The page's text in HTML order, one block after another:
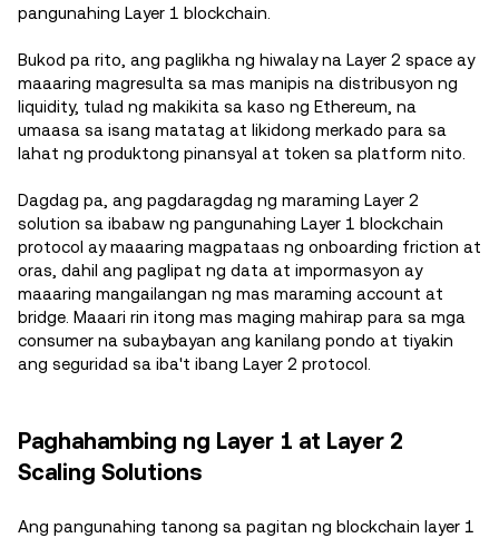
pangunahing Layer 1 blockchain.
Bukod pa rito, ang paglikha ng hiwalay na Layer 2 space ay
maaaring magresulta sa mas manipis na distribusyon ng
liquidity, tulad ng makikita sa kaso ng Ethereum, na
umaasa sa isang matatag at likidong merkado para sa
lahat ng produktong pinansyal at token sa platform nito.
Dagdag pa, ang pagdaragdag ng maraming Layer 2
solution sa ibabaw ng pangunahing Layer 1 blockchain
protocol ay maaaring magpataas ng onboarding friction at
oras, dahil ang paglipat ng data at impormasyon ay
maaaring mangailangan ng mas maraming account at
bridge. Maaari rin itong mas maging mahirap para sa mga
consumer na subaybayan ang kanilang pondo at tiyakin
ang seguridad sa iba't ibang Layer 2 protocol.
Paghahambing ng Layer 1 at Layer 2
Scaling Solutions
Ang pangunahing tanong sa pagitan ng blockchain layer 1